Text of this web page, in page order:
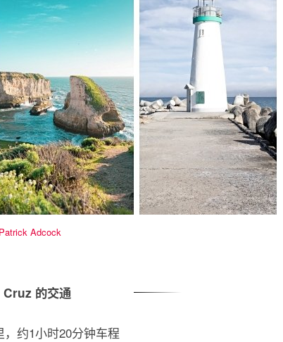
Adcock
的交通
约1小时20分钟车程